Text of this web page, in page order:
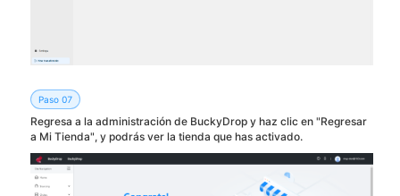
Paso 07
Regresa a la administración de BuckyDrop y haz clic en "Regresar
a Mi Tienda", y podrás ver la tienda que has activado.